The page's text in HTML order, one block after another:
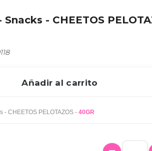
Snacks - CHEETOS
Añadir al carrito
PEPSICO - Snacks - CHEETOS PELOTAZOS - 40GR